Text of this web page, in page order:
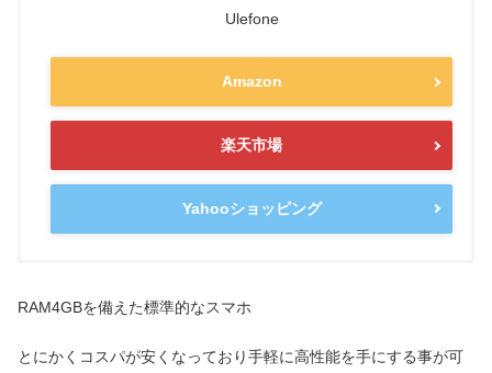
Ulefone
Amazon
楽天市場
Yahooショッピング
RAM4GBを備えた標準的なスマホ
とにかくコスパが安くなっており手軽に高性能を手にする事が可